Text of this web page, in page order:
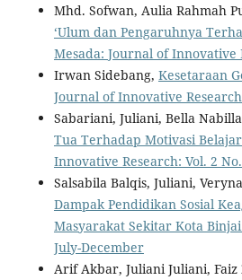
Mhd. Sofwan, Aulia Rahmah
‘Ulum dan Pengaruhnya
Mesada: Journal of Innovative
Irwan Sidebang, Kesetaraan
Journal of Innovative
Sabariani, Juliani, Bella
Tua Terhadap Motivasi
Innovative Research: Vol. 2
Salsabila Balqis, Juliani,
Dampak Pendidikan Sosial
Masyarakat Sekitar Kota Binjai
July-December
Arif Akbar, Juliani Juliani,